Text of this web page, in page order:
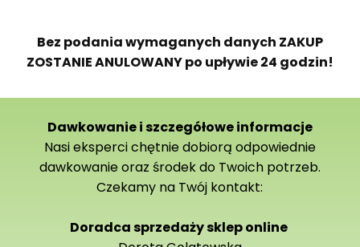
Bez podania wymaganych danych ZAKUP
ZOSTANIE ANULOWANY po upływie 24 godzin!
Dawkowanie i szczegółowe informacje
Nasi eksperci chętnie dobiorą odpowiednie
dawkowanie oraz środek do Twoich potrzeb.
Czekamy na Twój kontakt:
Doradca sprzedaży sklep online